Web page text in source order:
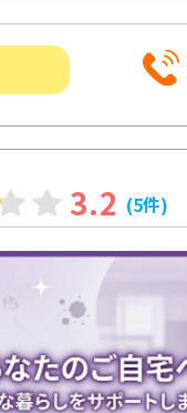
3.2 (5件)